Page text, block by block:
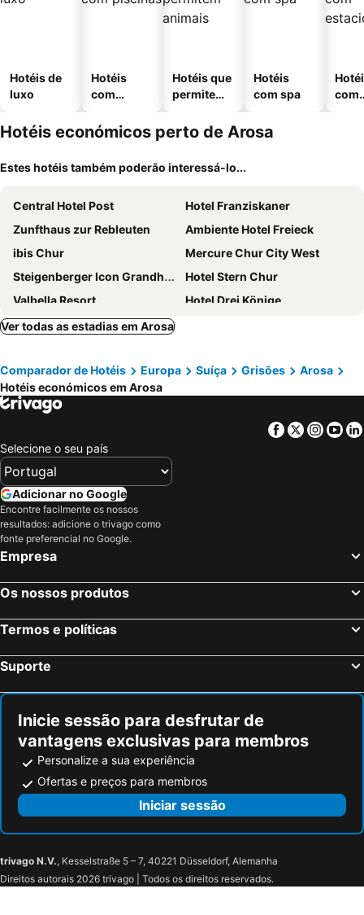
Hotéis de
luxo
Hotéis
com
Hotéis que
permitem
Hotéis
com spa
com
Hotéis económicos perto de Arosa
Estes hotéis também poderão interessá-lo...
Central Hotel Post
Hotel Franziskaner
Zunfthaus zur Rebleuten
Ambiente Hotel Freieck
ibis Chur
Mercure Chur City West
Steigenberger Icon Grandhotel Belvédère
Hotel Stern Chur
Valbella Resort
Hotel Drei Könige
ABC Swiss Quality Hotel
Hotel Altein Arosa, a Faern Collection Resort
Hard Rock Hotel Davos
Hotel Schöntal
Shima-Davos
Hotel Europe Davos
Hotel Chur
Home Hotel Arosa
Hotel Seehof Davos
Pension Arosa - Self Check-In
The Grand Pop-Up Hotel Arosa
Hotel Krone - Aktiv & Erholt
Mountain Plaza Hotel
Bergpension Battagliahütte
Hotel Surselva
Arosa Vetter Hotel
Waldhotel Arosa
Hotel Prätschli
Hotel Stoffel - adults only
Posthotel Valbella
Berghotel Schatzalp
Bernina Bed and Breakfast
Club Hotel rooms only - by Mountain Hotels
Hotel Sarain - Val Saraina Resort Lenzerheide
Berghaus Alpenrösli
Ver todas as estadias em Arosa
Comparador de Hotéis Europa Suíça Grisões
Arosa
Hotéis económicos em Arosa
Facebook
Twitter
Selecione o seu país
Adicionar no Google
Encontre facilmente os nossos
resultados: adicione o trivago como
fonte preferencial no Google.
Empresa
Os nossos produtos
Termos e políticas
Suporte
Inicie sessão para desfrutar de
vantagens exclusivas para membros
Personalize a sua experiência
Ofertas e preços para membros
Iniciar sessão
trivago N.V., Kesselstraße 5 – 7, 40221 Düsseldorf, Alemanha
Direitos autorais 2026 trivago | Todos os direitos reservados.